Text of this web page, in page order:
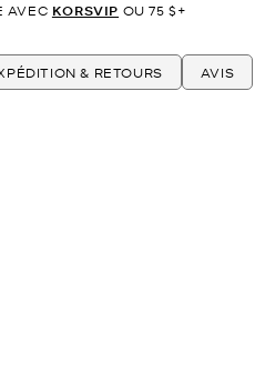
AVEC KORSVIP OU 75 $+
& RETOURS AVIS